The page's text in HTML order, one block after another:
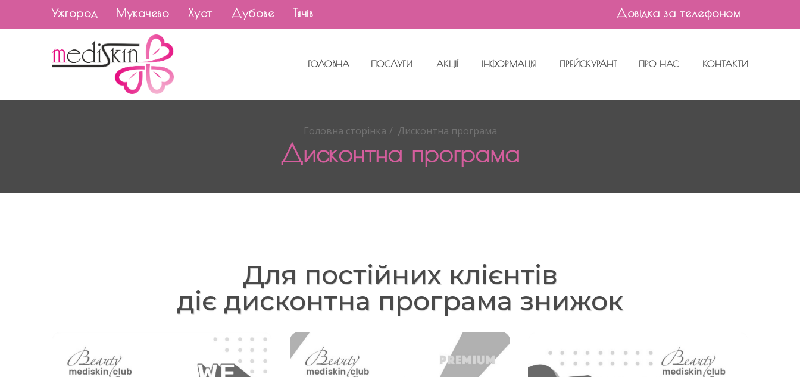
Ужгород Мукачево Хуст Дубове Тячів Довідка за телефоном
ГОЛОВНА ПОСЛУГИ АКЦІЇ ІНФОРМАЦІЯ ПРЕЙСКУРАНТ ПРО НАС КОНТАКТИ
Головна сторінка Дисконтна програма
Дисконтна програма
Для постійних клієнтів
діє дисконтна програма знижок